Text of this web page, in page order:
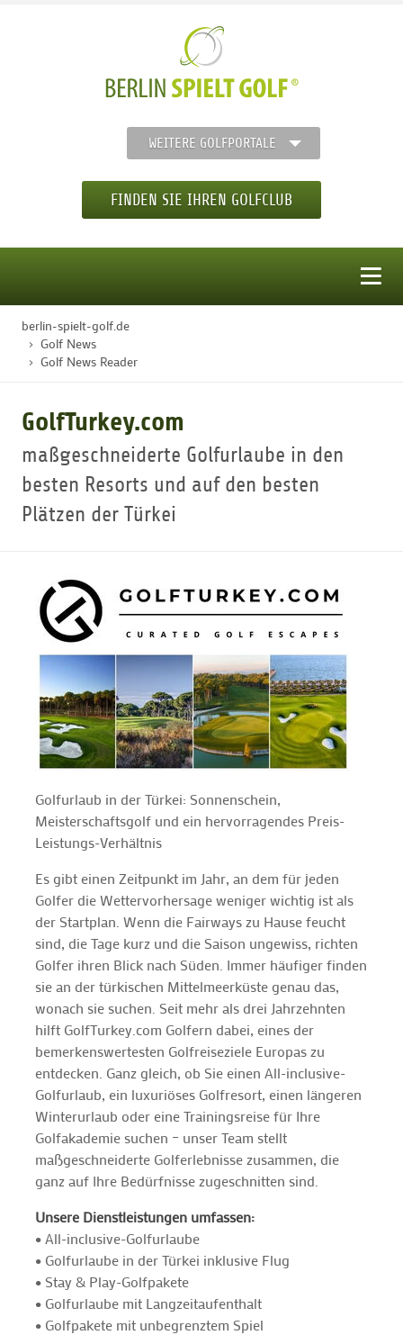
WEITERE GOLFPORTALE
FINDEN SIE IHREN GOLFCLUB
STARTSEITE
GOLFTURNIERE
GOLF CARD
GOLF NEWS
GOLFEINSTEIGER
GOLFHOTELS
berlin-spielt-golf.de
Golf News
Golf News Reader
GolfTurkey.com
maßgeschneiderte Golfurlaube in den
besten Resorts und auf den besten
Plätzen der Türkei
Golfurlaub in der Türkei: Sonnenschein,
Meisterschaftsgolf und ein hervorragendes Preis-
Leistungs-Verhältnis
Es gibt einen Zeitpunkt im Jahr, an dem für jeden
Golfer die Wettervorhersage weniger wichtig ist als
der Startplan. Wenn die Fairways zu Hause feucht
sind, die Tage kurz und die Saison ungewiss, richten
Golfer ihren Blick nach Süden. Immer häufiger finden
sie an der türkischen Mittelmeerküste genau das,
wonach sie suchen. Seit mehr als drei Jahrzehnten
hilft GolfTurkey.com Golfern dabei, eines der
bemerkenswertesten Golfreiseziele Europas zu
entdecken. Ganz gleich, ob Sie einen All-inclusive-
Golfurlaub, ein luxuriöses Golfresort, einen längeren
Winterurlaub oder eine Trainingsreise für Ihre
Golfakademie suchen – unser Team stellt
maßgeschneiderte Golferlebnisse zusammen, die
ganz auf Ihre Bedürfnisse zugeschnitten sind.
Unsere Dienstleistungen umfassen:
• All-inclusive-Golfurlaube
• Golfurlaube in der Türkei inklusive Flug
• Stay & Play-Golfpakete
• Golfurlaube mit Langzeitaufenthalt
• Golfpakete mit unbegrenztem Spiel